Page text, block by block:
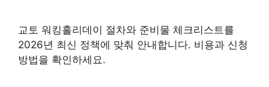
교토 워킹홀리데이 절차와 준비물 체크리스트를
2026년 최신 정책에 맞춰 안내합니다. 비용과 신청
방법을 확인하세요.